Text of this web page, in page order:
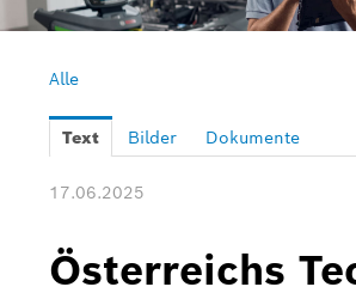
Mobility
Power Tools
Buderus
Alle
Text Bilder Dokumente
17.06.2025
Österreichs